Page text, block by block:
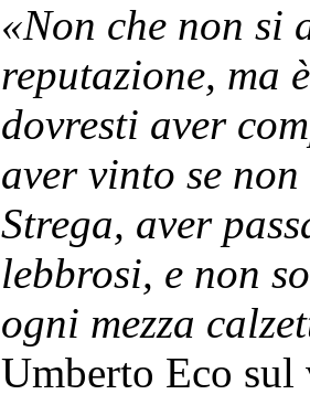
«Non che non si
reputazione, ma
dovresti aver
aver vinto se
Strega, aver
lebbrosi, e non
ogni mezza
Umberto Eco